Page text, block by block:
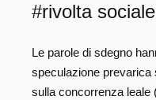
#rivolta sociale
Le parole di sdegno
speculazione prevarica
sulla concorrenza leale